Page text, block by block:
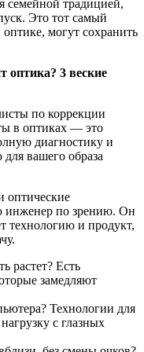
семейной традицией,
Это тот самый
могут сохранить
оптика? 3 веские
по коррекции
в оптиках — это
диагностику и
вашего образа
оптические
инженер по зрению. Он
технологию и продукт,
растет? Есть
замедляют
Технологии для
с глазных